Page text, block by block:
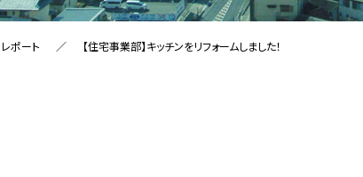
ポート 【住宅事業部】キッチンをリフォームしました！